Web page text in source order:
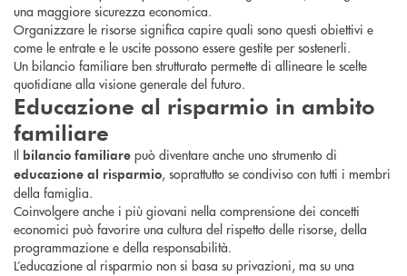
una maggiore sicurezza economica.
Organizzare le risorse significa capire quali sono questi obiettivi e
come le entrate e le uscite possono essere gestite per sostenerli.
Un bilancio familiare ben strutturato permette di allineare le scelte
quotidiane alla visione generale del futuro.
Educazione al risparmio in ambito
familiare
Il bilancio familiare può diventare anche uno strumento di
educazione al risparmio, soprattutto se condiviso con tutti i membri
della famiglia.
Coinvolgere anche i più giovani nella comprensione dei concetti
economici può favorire una cultura del rispetto delle risorse, della
programmazione e della responsabilità.
L’educazione al risparmio non si basa su privazioni, ma su una